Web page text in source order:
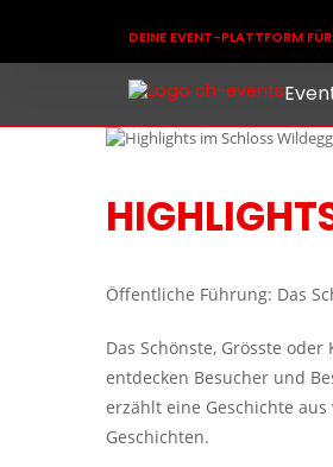
DEINE EVENT-PLATTFORM
Öffentliche Führung: Das
Das Schönste, Grösste
entdecken Besucher und
erzählt eine Geschichte
Geschichten.